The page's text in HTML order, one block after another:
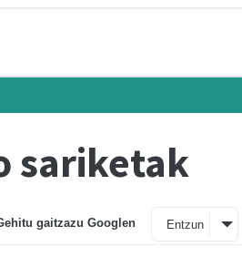
sariketak
gaitzazu Googlen Entzun